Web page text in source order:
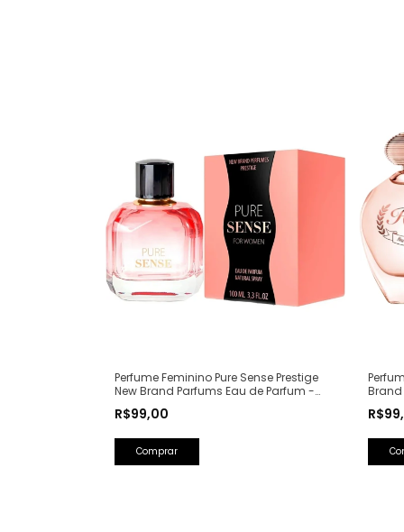
Perfume Feminino Pure Sense Prestige
New Brand Parfums Eau de Parfum -
Rabanne)
R$99,00
Brand